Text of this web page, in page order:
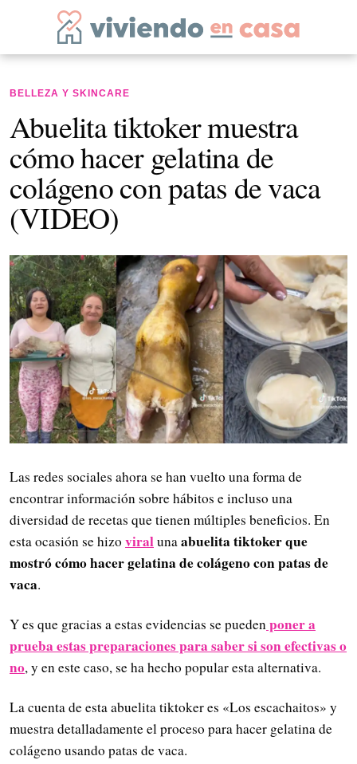
BELLEZA Y SKINCARE
Abuelita tiktoker muestra
cómo hacer gelatina de
colágeno con patas de vaca
(VIDEO)
Las redes sociales ahora se han vuelto una forma de
encontrar información sobre hábitos e incluso una
diversidad de recetas que tienen múltiples beneficios. En
esta ocasión se hizo viralunaabuelita tiktoker que
mostró cómo hacer gelatina de colágeno con patas de
vaca.
Y es que gracias a estas evidencias se puedenponer a
prueba estas preparaciones para saber si son efectivas o
no, y en este caso, se ha hecho popular esta alternativa.
La cuenta de esta abuelita tiktoker es «Los escachaitos» y
muestra detalladamente el proceso para hacer gelatina de
colágeno usando patas de vaca.